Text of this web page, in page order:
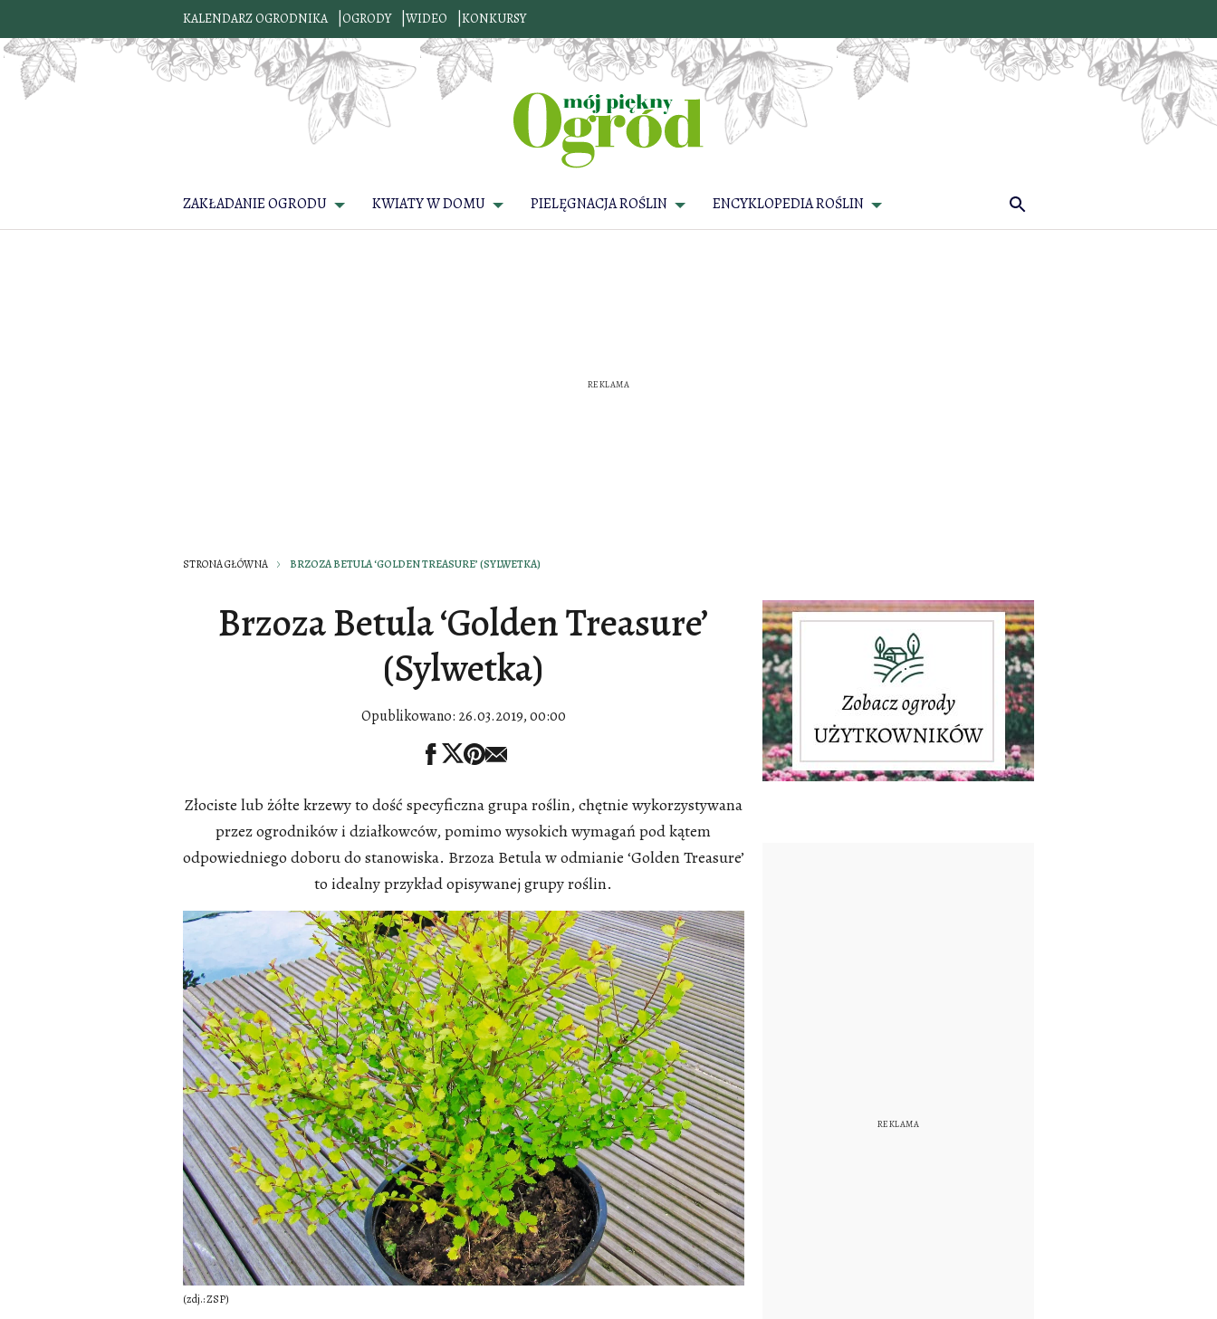
KALENDARZ OGRODNIKA OGRODY WIDEO KONKURSY
ZAKŁADANIE OGRODU KWIATY W DOMU PIELĘGNACJA ROŚLIN ENCYKLOPEDIA ROŚLIN
STRONA GŁÓWNA BRZOZA BETULA ‘GOLDEN TREASURE’ (SYLWETKA)
Brzoza Betula ‘Golden Treasure’
(Sylwetka)
Opublikowano: 26.03.2019, 00:00
Złociste lub żółte krzewy to dość specyficzna grupa roślin, chętnie wykorzystywana
przez ogrodników i działkowców, pomimo wysokich wymagań pod kątem
odpowiedniego doboru do stanowiska. Brzoza Betula w odmianie ‘Golden Treasure’
to idealny przykład opisywanej grupy roślin.
(zdj.: ZSP)